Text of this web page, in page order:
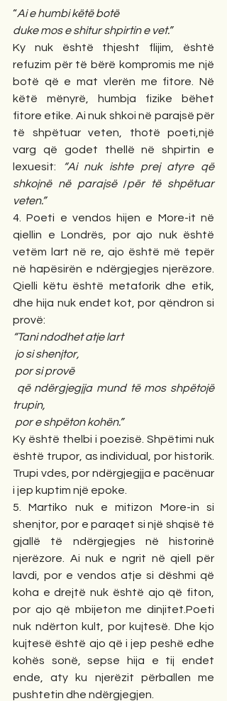
“Ai e humbi këtë botë
duke mos e shitur shpirtin e vet.”
Ky nuk është thjesht flijim, është
refuzim për të bërë kompromis me një
botë që e mat vlerën me fitore. Në
këtë mënyrë, humbja fizike bëhet
fitore etike. Ai nuk shkoi në parajsë për
të shpëtuar veten, thotë poeti,një
varg që godet thellë në shpirtin e
lexuesit:
“Ai nuk ishte prej atyre që
shkojnë në parajsë /për të shpëtuar
veten.”
4. Poeti e vendos hijen e More-it në
qiellin e Londrës, por ajo nuk është
vetëm lart në re, ajo është më tepër
në hapësirën e ndërgjegjes njerëzore.
Qielli këtu është metaforik dhe etik,
dhe hija nuk endet kot, por qëndron si
provë:
“Tani ndodhet atje lart
jo si shenjtor,
por si provë
që ndërgjegjja mund të mos shpëtojë
trupin,
por e shpëton kohën.”
Ky është thelbi i poezisë. Shpëtimi nuk
është trupor, as individual, por historik.
Trupi vdes, por ndërgjegjja e pacënuar
i jep kuptim një epoke.
5. Martiko nuk e mitizon More-in si
shenjtor, por e paraqet si një shqisë të
gjallë të ndërgjegjes në historinë
njerëzore. Ai nuk e ngrit në qiell për
lavdi, por e vendos atje si dëshmi që
koha e drejtë nuk është ajo që fiton,
por ajo që mbijeton me dinjitet.Poeti
nuk ndërton kult, por kujtesë. Dhe kjo
kujtesë është ajo që i jep peshë edhe
kohës sonë, sepse hija e tij endet
ende, aty ku njerëzit përballen me
pushtetin dhe ndërgjegjen.